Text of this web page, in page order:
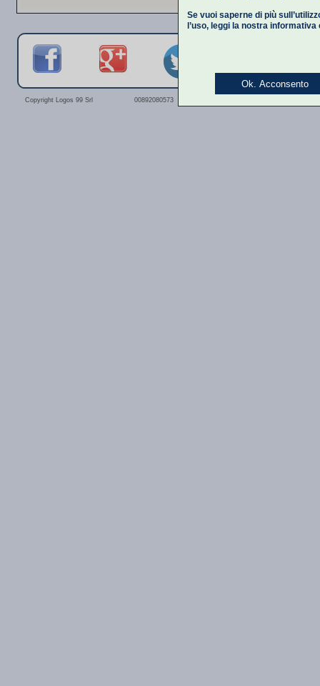
Copyright Logos 99 Srl 00892080573
Se vuoi saperne di più
l’uso, leggi la nostra informativa
Ok. Acconsento